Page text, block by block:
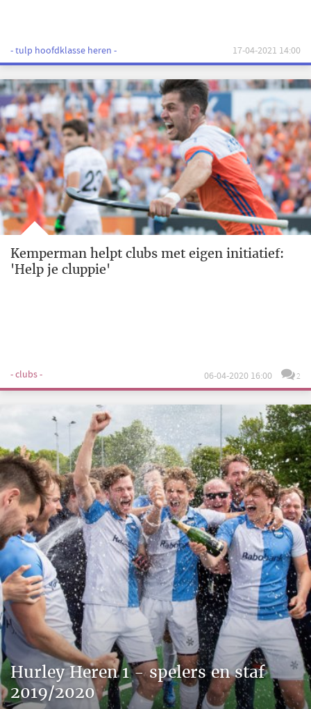
- tulp hoofdklasse heren - 17-04-2021 14:00
Kemperman helpt clubs met eigen initiatief:
'Help je cluppie'
- clubs - 06-04-2020 16:00 2
Hurley Heren 1 - spelers en staf
2019/2020